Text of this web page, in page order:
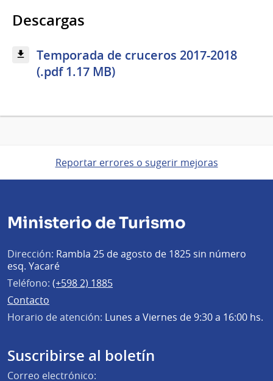
Descargas
Temporada de cruceros 2017-2018
(.pdf 1.17 MB)
Reportar errores o sugerir mejoras
Ministerio de Turismo
Dirección: Rambla 25 de agosto de 1825 sin número
esq. Yacaré
Teléfono: (+598 2) 1885
Contacto
Horario de atención: Lunes a Viernes de 9:30 a 16:00 hs.
Suscribirse al boletín
Correo electrónico: